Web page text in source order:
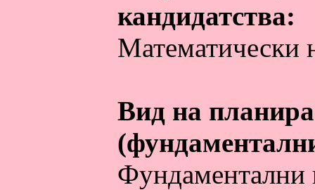
кандидатства:
Математически
Вид на
Фундаментални